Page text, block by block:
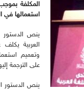
المكلفة
استعمالها في
ينص الدستور
العربية
وتعميم
على الترجمة